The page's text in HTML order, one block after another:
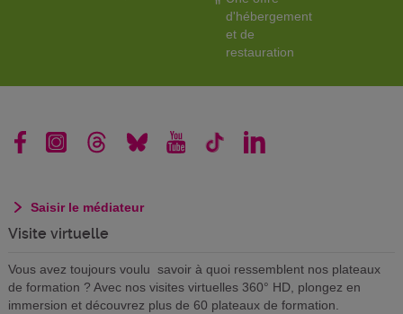
d'hébergement
et de
restauration
Saisir le médiateur
Visite virtuelle
Vous avez toujours voulu savoir à quoi ressemblent nos plateaux
de formation ? Avec nos visites virtuelles 360° HD, plongez en
immersion et découvrez plus de 60 plateaux de formation.